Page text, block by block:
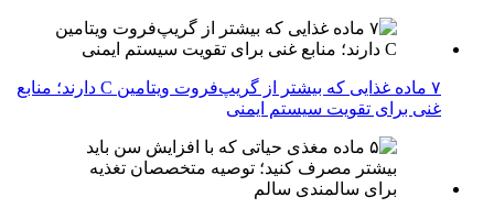
۷ ماده غذایی که بیشتر از گریپ‌فروت ویتامین C دارند؛ منابع
غنی برای تقویت سیستم ایمنی